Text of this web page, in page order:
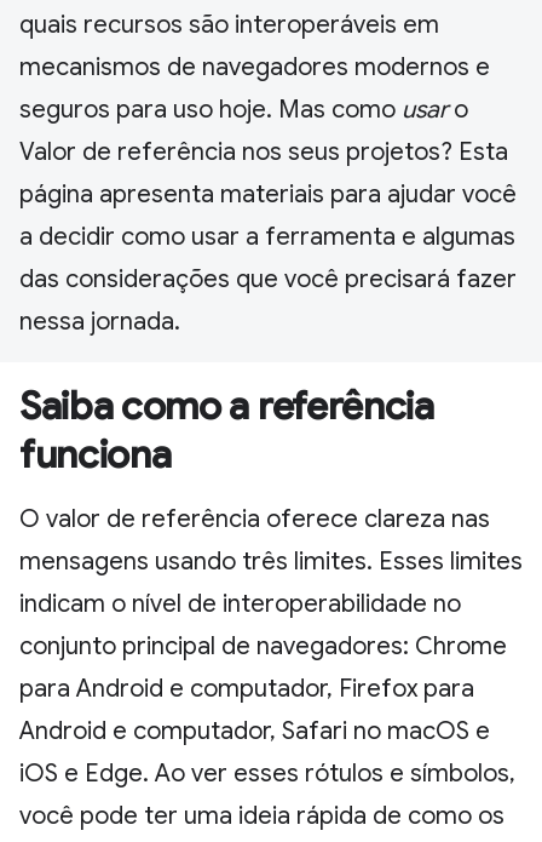
quais recursos são interoperáveis em
mecanismos de navegadores modernos e
seguros para uso hoje. Mas como usaro
Valor de referência nos seus projetos? Esta
página apresenta materiais para ajudar você
a decidir como usar a ferramenta e algumas
das considerações que você precisará fazer
nessa jornada.
Saiba como a referência
funciona
O valor de referência oferece clareza nas
mensagens usando três limites. Esses limites
indicam o nível de interoperabilidade no
conjunto principal de navegadores: Chrome
para Android e computador, Firefox para
Android e computador, Safari no macOS e
iOS e Edge. Ao ver esses rótulos e símbolos,
você pode ter uma ideia rápida de como os